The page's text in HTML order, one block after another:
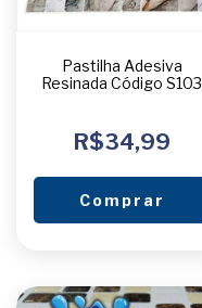
Pastilha Adesiva
Resinada Código S103
R$34,99
Comprar